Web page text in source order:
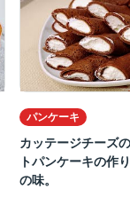
パンケーキ
カッテージチーズ
トパンケーキの作
の味。